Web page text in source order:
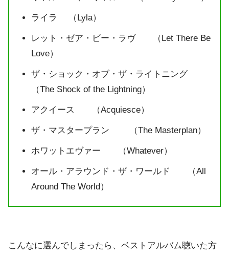
ライラ （Lyla）
レット・ゼア・ビー・ラヴ （Let There Be
Love）
ザ・ショック・オブ・ザ・ライトニング
（The Shock of the Lightning）
アクイース （Acquiesce）
ザ・マスタープラン （The Masterplan）
ホワットエヴァー （Whatever）
オール・アラウンド・ザ・ワールド （All
Around The World）
こんなに選んでしまったら、ベストアルバム聴いた方